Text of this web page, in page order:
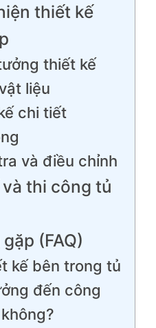
thiết kế
thiết kế
liệu
chi tiết
và điều chỉnh
thi công tủ
(FAQ)
kế bên trong tủ
đến công